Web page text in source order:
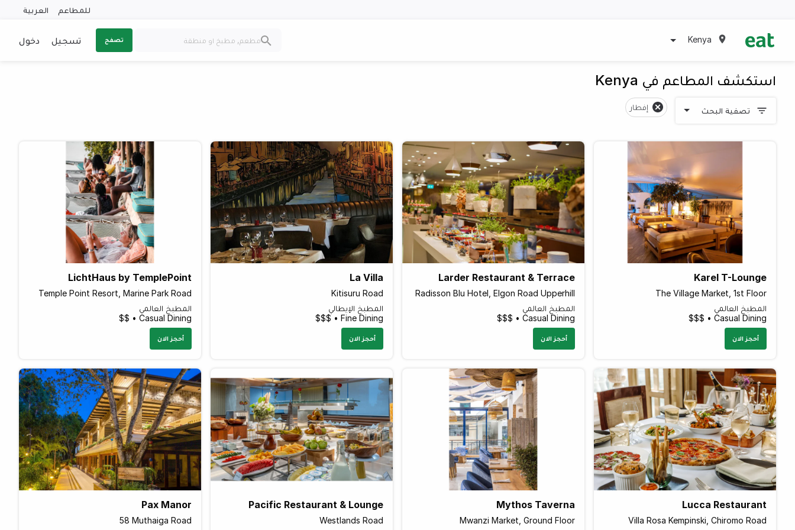
للمطاعم العربية
Kenya تصفح تسجيل دخول
استكشف المطاعم في Kenya
تصفية البحث إفطار
Karel T-Lounge
The Village Market, 1st Floor
المطبخ العالمي
Casual Dining • $$$
أحجز الان
Larder Restaurant & Terrace
Radisson Blu Hotel, Elgon Road Upperhill
المطبخ العالمي
Casual Dining • $$$
أحجز الان
La Villa
Kitisuru Road
المطبخ الإيطالي
Fine Dining • $$$
أحجز الان
LichtHaus by TemplePoint
Temple Point Resort, Marine Park Road
المطبخ العالمي
Casual Dining • $$
أحجز الان
Lucca Restaurant
Villa Rosa Kempinski, Chiromo Road
Mythos Taverna
Mwanzi Market, Ground Floor
Pacific Restaurant & Lounge
Westlands Road
Pax Manor
58 Muthaiga Road